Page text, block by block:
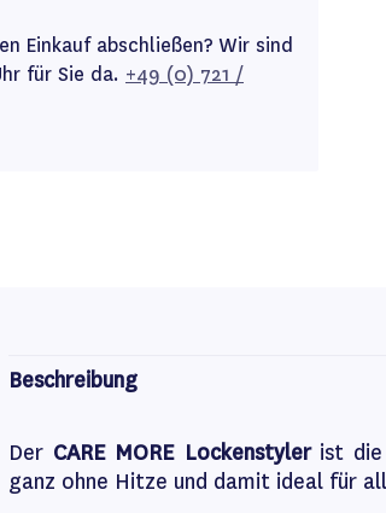
Einkauf abschließen? Wir sind
für Sie da. +49 (0) 721 /
Beschreibung
Der CARE MORE Lockenstylerist die
ganz ohne Hitze und damit ideal für